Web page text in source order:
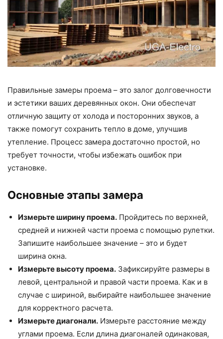
Правильные замеры проема – это залог долговечности
и эстетики ваших деревянных окон. Они обеспечат
отличную защиту от холода и посторонних звуков, а
также помогут сохранить тепло в доме, улучшив
утепление. Процесс замера достаточно простой, но
требует точности, чтобы избежать ошибок при
установке.
Основные этапы замера
Измерьте ширину проема. Пройдитесь по верхней,
средней и нижней части проема с помощью рулетки.
Запишите наибольшее значение – это и будет
ширина окна.
Измерьте высоту проема. Зафиксируйте размеры в
левой, центральной и правой части проема. Как и в
случае с шириной, выбирайте наибольшее значение
для корректного расчета.
Измерьте диагонали. Измерьте расстояние между
углами проема. Если длина диагоналей одинаковая,